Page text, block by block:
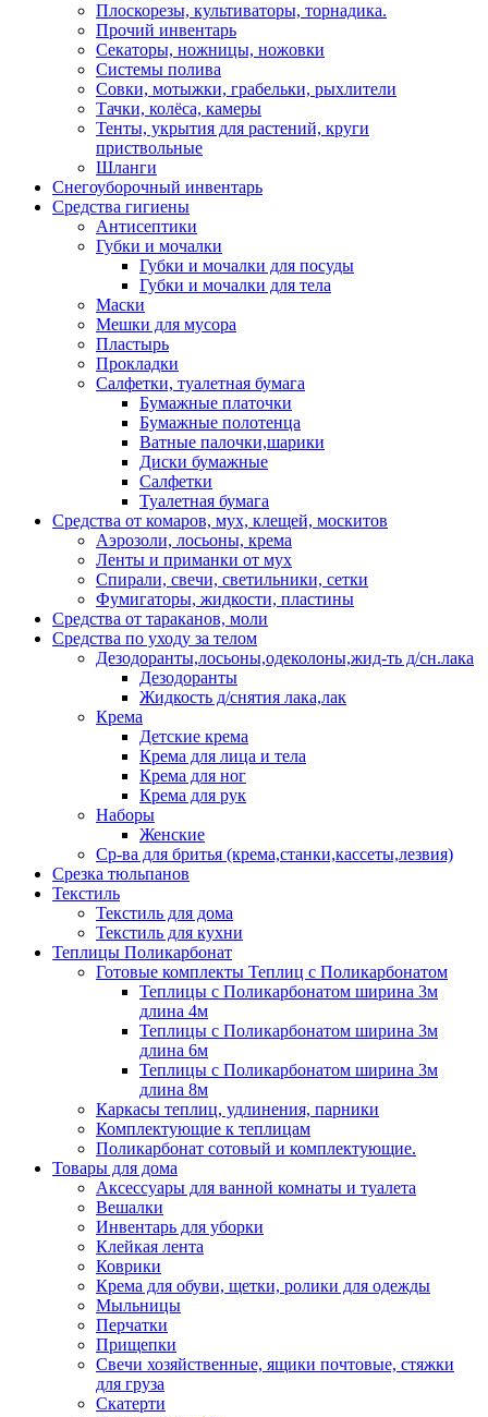
Плоскорезы, культиваторы, торнадика.
Прочий инвентарь
Секаторы, ножницы, ножовки
Системы полива
Совки, мотыжки, грабельки, рыхлители
Тачки, колёса, камеры
Тенты, укрытия для растений, круги
приствольные
Шланги
Снегоуборочный инвентарь
Средства гигиены
Антисептики
Губки и мочалки
Губки и мочалки для посуды
Губки и мочалки для тела
Маски
Мешки для мусора
Пластырь
Прокладки
Салфетки, туалетная бумага
Бумажные платочки
Бумажные полотенца
Ватные палочки,шарики
Диски бумажные
Салфетки
Туалетная бумага
Средства от комаров, мух, клещей, москитов
Аэрозоли, лосьоны, крема
Ленты и приманки от мух
Спирали, свечи, светильники, сетки
Фумигаторы, жидкости, пластины
Средства от тараканов, моли
Средства по уходу за телом
Дезодоранты,лосьоны,одеколоны,жид-ть д/сн.лака
Дезодоранты
Жидкость д/снятия лака,лак
Крема
Детские крема
Крема для лица и тела
Крема для ног
Крема для рук
Наборы
Женские
Ср-ва для бритья (крема,станки,кассеты,лезвия)
Срезка тюльпанов
Текстиль
Текстиль для дома
Текстиль для кухни
Теплицы Поликарбонат
Готовые комплекты Теплиц с Поликарбонатом
Теплицы с Поликарбонатом ширина 3м
длина 4м
Теплицы с Поликарбонатом ширина 3м
длина 6м
Теплицы с Поликарбонатом ширина 3м
длина 8м
Каркасы теплиц, удлинения, парники
Комплектующие к теплицам
Поликарбонат сотовый и комплектующие.
Товары для дома
Аксессуары для ванной комнаты и туалета
Вешалки
Инвентарь для уборки
Клейкая лента
Коврики
Крема для обуви, щетки, ролики для одежды
Мыльницы
Перчатки
Прищепки
Свечи хозяйственные, ящики почтовые, стяжки
для груза
Скатерти